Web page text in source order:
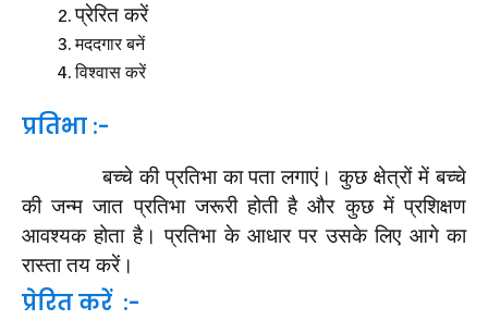
प्रेरित करें
मददगार बनें
विश्वास करें
प्रतिभा :-
बच्चे की प्रतिभा का पता लगाएं। कुछ क्षेत्रों में बच्चे
की जन्म जात प्रतिभा जरूरी होती है और कुछ में प्रशिक्षण
आवश्यक होता है। प्रतिभा के आधार पर उसके लिए आगे का
रास्ता तय करें।
प्रेरित करें :-